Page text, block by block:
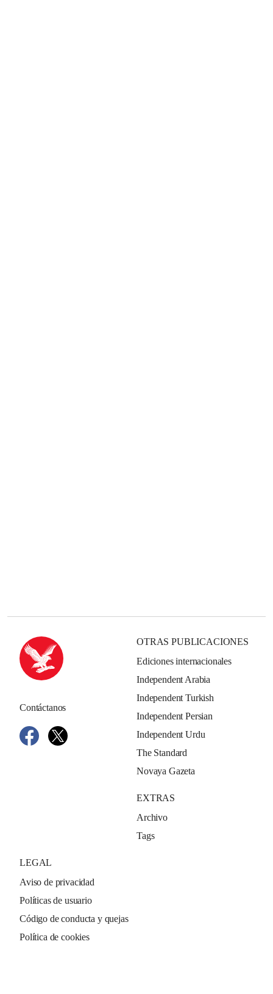
Contáctanos
OTRAS PUBLICACIONES
Ediciones internacionales
Independent Arabia
Independent Turkish
Independent Persian
Independent Urdu
The Standard
Novaya Gazeta
EXTRAS
Archivo
Tags
LEGAL
Aviso de privacidad
Políticas de usuario
Código de conducta y quejas
Política de cookies